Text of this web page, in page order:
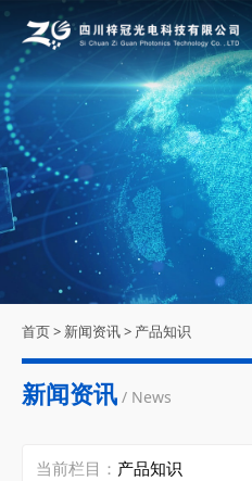
首页> 新闻资讯> 产品知识
新闻资讯 / News
当前栏目：